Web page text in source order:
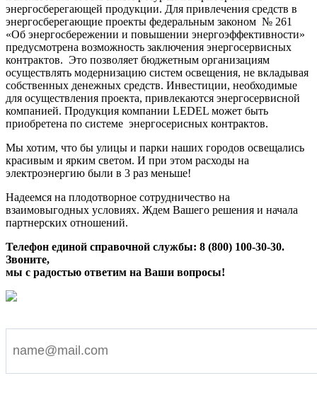
энергосберегающей продукции. Для привлечения средств в
энергосберегающие проекты федеральным законом № 261
«Об энергосбережении и повышении энергоэффективности»
предусмотрена возможность заключения энергосервисных
контрактов. Это позволяет бюджетным организациям
осуществлять модернизацию систем освещения, не вкладывая
собственных денежных средств. Инвестиции, необходимые
для осуществления проекта, привлекаются энергосервисной
компанией. Продукция компании LEDEL может быть
приобретена по системе энергосерисных контрактов.
Мы хотим, что бы улицы и парки наших городов освещались
красивым и ярким светом. И при этом расходы на
электроэнергию были в 3 раз меньше!
Надеемся на плодотворное сотрудничество на
взаимовыгодных условиях. Ждем Вашего решения и начала
партнерских отношений.
Телефон единой справочной службы: 8 (800) 100-30-30.
Звоните,
мы с радостью ответим на Ваши вопросы!